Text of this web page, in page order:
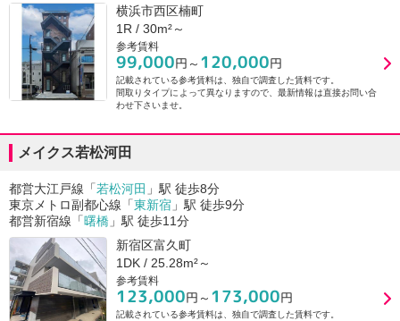
横浜市西区楠町
1R / 30m²～
参考賃料
99,000円～ 120,000円
記載されている参考賃料は、独自で調査した賃料です。
間取りタイプによって異なりますので、最新情報は直接お問い合
わせ下さいませ。
メイクス若松河田
都営大江戸線「若松河田 」駅 徒歩8分
東京メトロ副都心線「東新宿 」駅 徒歩9分
都営新宿線「曙橋 」駅 徒歩11分
新宿区富久町
1DK / 25.28m²～
参考賃料
123,000円～ 173,000円
記載されている参考賃料は、独自で調査した賃料です。